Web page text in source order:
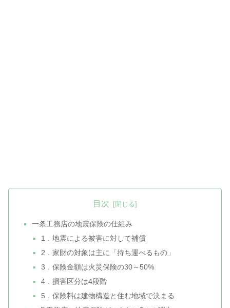
目次
一条工務店の地震保険の仕組み
1．地震による被害に対して補償
2．家財の対象は主に「持ち運べるもの」
3．保険金額は火災保険の30～50%
4．損害区分は4段階
5．保険料は建物構造と住む地域で決まる